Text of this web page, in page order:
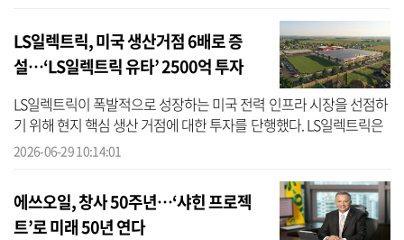
LS일렉트릭, 미국 생산거점 6배로 증
설…‘LS일렉트릭 유타’ 2500억 투자
LS일렉트릭이 폭발적으로 성장하는 미국 전력 인프라 시장을 선점하
기 위해 현지 핵심 생산 거점에 대한 투자를 단행했다. LS일렉트릭은
현지시간 25일 미국 유타주 시더시티에 위치한 ‘LS일렉트릭 유타’에
2026-06-29 10:14:01
에쓰오일, 창사 50주년…‘샤힌 프로젝
트’로 미래 50년 연다